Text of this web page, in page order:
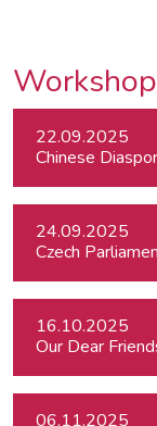
22.09.2025
Chinese
24.09.2025
Czech
16.10.2025
Our Dear
06.11.2025